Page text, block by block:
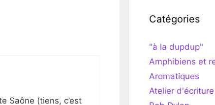
Saône (tiens, c’est
Catégories
"à la dupdup"
Amphibiens et
Aromatiques
Atelier d'écriture